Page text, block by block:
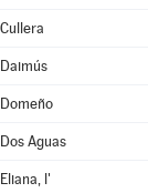
Cullera
Daimús
Domeño
Dos Aguas
Eliana, l'